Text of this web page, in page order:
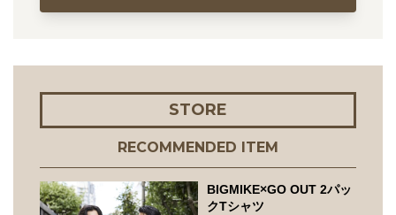
STORE
RECOMMENDED ITEM
BIGMIKE×GO OUT 2パッ
クTシャツ